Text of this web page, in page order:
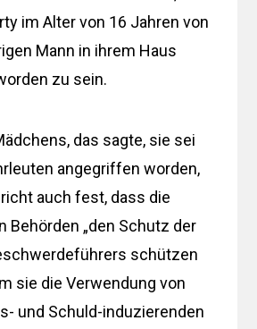
im Alter von 16 Jahren von
Mann in ihrem Haus
zu sein.
das sagte, sie sei
angegriffen worden,
auch fest, dass die
Behörden „den Schutz der
schützen
sie die Verwendung von
und Schuld-induzierenden